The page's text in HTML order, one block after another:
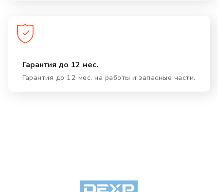
Гарантия до 12 мес.
Гарантия до 12 мес. на работы и запасные части.